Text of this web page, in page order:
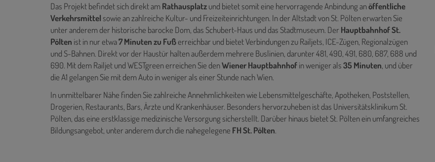
Das Projekt befindet sich direkt am Rathausplatzund bietet somit eine hervorragende Anbindung anöffentliche
Verkehrsmittel sowie an zahlreiche Kultur- und Freizeiteinrichtungen. In der Altstadt von St. Pölten erwarten Sie
unter anderem der historische barocke Dom, das Schubert-Haus und das Stadtmuseum. DerHauptbahnhof St.
Pölten ist in nur etwa7 Minuten zu Fußerreichbar und bietet Verbindungen zu Railjets, ICE-Zügen, Regionalzügen
und S-Bahnen. Direkt vor der Haustür halten außerdem mehrere Buslinien, darunter 481, 490, 491, 680, 687, 688 und
690. Mit dem Railjet und WESTgreen erreichen Sie denWiener Hauptbahnhofin weniger als35 Minuten, und über
die A1 gelangen Sie mit dem Auto in weniger als einer Stunde nach Wien.
In unmittelbarer Nähe finden Sie zahlreiche Annehmlichkeiten wie Lebensmittelgeschäfte, Apotheken, Poststellen,
Drogerien, Restaurants, Bars, Ärzte und Krankenhäuser. Besonders hervorzuheben ist das Universitätsklinikum St.
Pölten, das eine erstklassige medizinische Versorgung sicherstellt. Darüber hinaus bietet St. Pölten ein umfangreiches
Bildungsangebot, unter anderem durch die nahegelegene FH St. Pölten.